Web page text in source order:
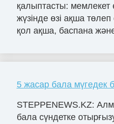
қалыптасты: мемлекет
жүзінде өзі ақша
қол ақша, баспана
5 жасар бала мүгедек
STEPPENEWS.KZ:
бала сүндетке